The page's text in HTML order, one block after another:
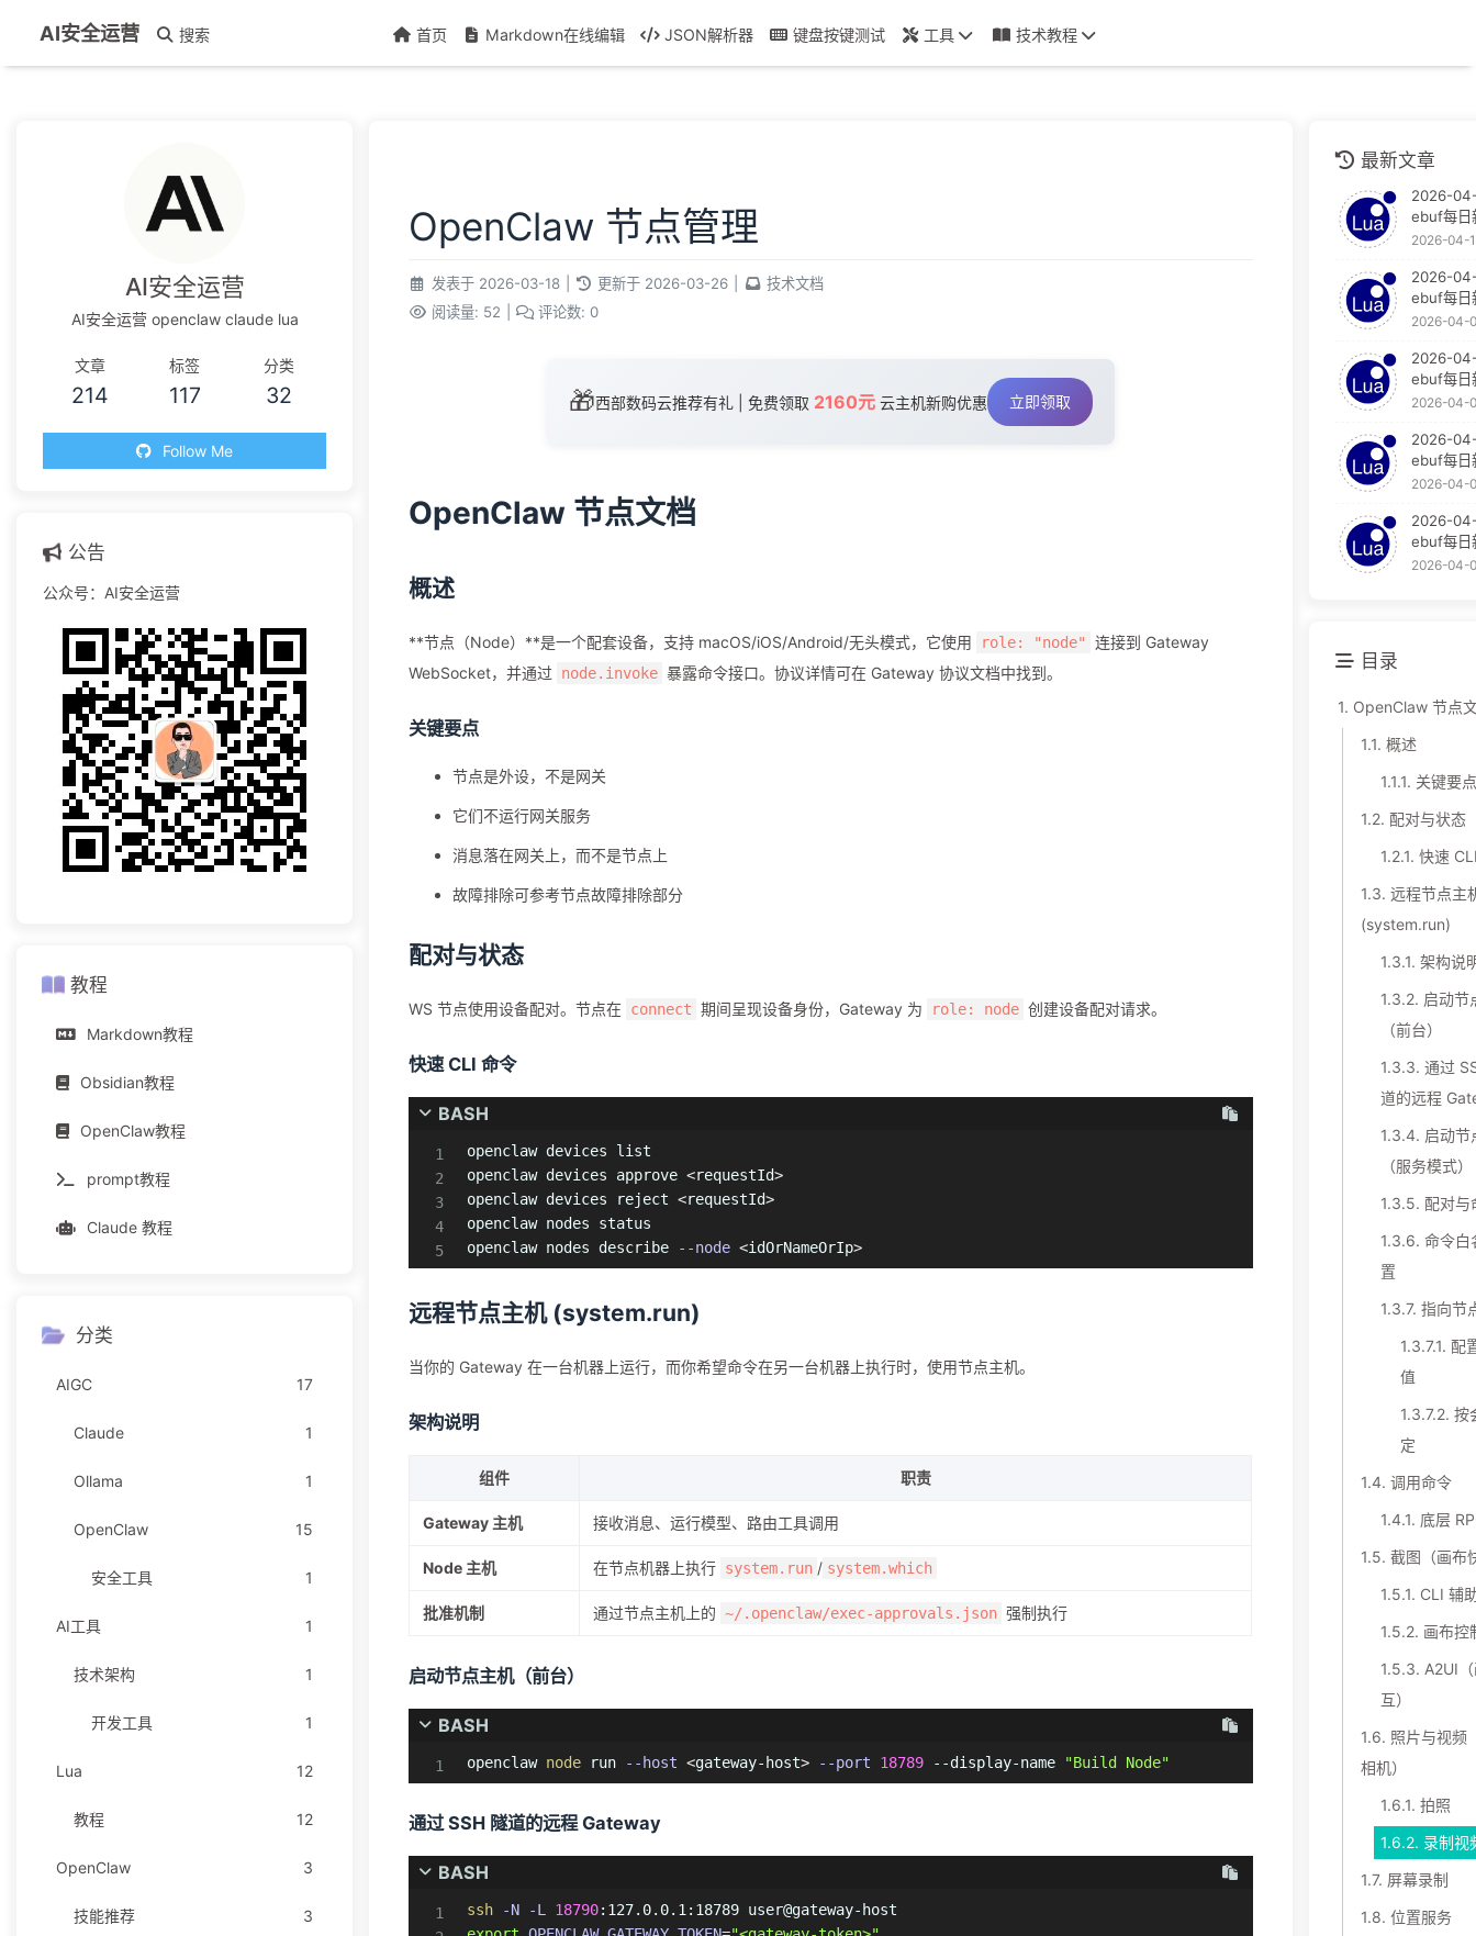
AI安全运营 搜索 首页 Markdown在线编辑 JSON解析器 键盘按键测试 工具 技术教程
OpenClaw 节点管理
发表于 2026-03-18 更新于 2026-03-26
技术文档
阅读量: 52 评论数: 0
🎁西部数码云推荐有礼 | 免费领取 2160元云主机新购优惠 立即领取
OpenClaw 节点文档
概述
**节点（Node）**是一个配套设备，支持 macOS/iOS/Android/无头模式，它使用 role: "node"
连接到 Gateway
WebSocket，并通过
node.invoke 暴露命令接口。协议详情可在 Gateway 协议文档中找到。
关键要点
节点是外设，不是网关
它们不运行网关服务
消息落在网关上，而不是节点上
故障排除可参考节点故障排除部分
配对与状态
WS 节点使用设备配对。节点在 connect 期间呈现设备身份，Gateway 为 role: node 创建设备配对请求。
快速 CLI 命令
BASH
openclaw devices list
openclaw devices approve <requestId>
openclaw devices reject <requestId>
openclaw nodes status
openclaw nodes describe
--node <idOrNameOrIp>
远程节点主机 (system.run)
当你的 Gateway 在一台机器上运行，而你希望命令在另一台机器上执行时，使用节点主机。
架构说明
组件 职责
Gateway 主机 接收消息、运行模型、路由工具调用
Node 主机 在节点机器上执行 system.run / system.which
批准机制 通过节点主机上的 ~/.openclaw/exec-approvals.json 强制执行
启动节点主机（前台）
BASH
openclaw node run --host <gateway-host> --port 18789 --display-name "Build Node"
通过 SSH 隧道的远程 Gateway
BASH
ssh -N -L 18790
AI安全运营
AI安全运营 openclaw claude lua
文章
214
标签
117
分类
32
Follow Me
公告
公众号：AI安全运营
教程
Markdown教程
Obsidian教程
OpenClaw教程
prompt教程
Claude 教程
分类
AIGC 17
Claude 1
Ollama 1
OpenClaw 15
安全工具 1
AI工具 1
技术架构 1
开发工具 1
Lua 12
教程 12
OpenClaw 3
技能推荐 3
最新文章
2026-
ebuf每日
2026-04-
2026-
ebuf每日
2026-04-
2026-
ebuf每日
2026-04-
2026-
ebuf每日
2026-04-
2026-
ebuf每日
2026-04-
目录
1. OpenClaw 节点
1.1. 概述
1.1.1. 关键要点
1.2. 配对与状态
1.2.1. 快速
1.3. 远程节点主
(system.run)
1.3.1. 架构说
1.3.2. 启动节
（前台）
1.3.3. 通过
道的远程
1.3.4. 启动节
（服务模式）
1.3.5. 配对与
1.3.6. 命令白
置
1.3.7. 指向节
1.3.7.1. 配
值
1.3.7.2. 按
定
1.4. 调用命令
1.4.1. 底层
1.5. 截图（画布
1.5.1. CLI 辅
1.5.2. 画布控
1.5.3. A2UI
互）
1.6. 照片与视频
相机）
1.6.1. 拍照
1.6.2. 录制视
1.7. 屏幕录制
1.8. 位置服务